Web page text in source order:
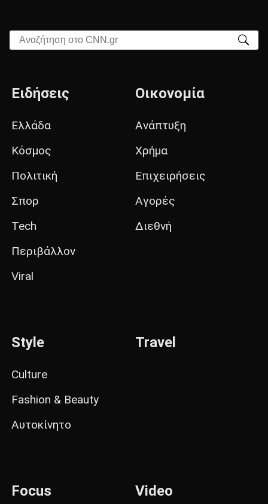
Αναζήτηση στο CNN.gr
Ειδήσεις
Ελλάδα
Κόσμος
Πολιτική
Σπορ
Tech
Περιβάλλον
Viral
Οικονομία
Ανάπτυξη
Χρήμα
Επιχειρήσεις
Αγορές
Διεθνή
Style
Culture
Fashion & Beauty
Αυτοκίνητο
Travel
Focus Video